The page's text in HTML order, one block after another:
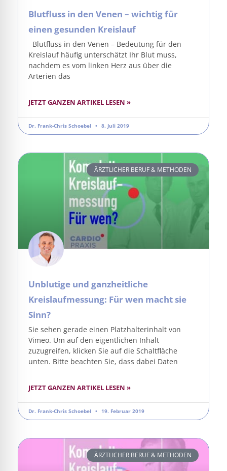
Blutfluss in den Venen – wichtig für
einen gesunden Kreislauf
Blutfluss in den Venen – Bedeutung für den
Kreislauf häufig unterschätzt Ihr Blut muss,
nachdem es vom linken Herz aus über die
Arterien das
JETZT GANZEN ARTIKEL LESEN »
Dr. Frank-Chris Schoebel 8. Juli 2019
ÄRZTLICHER BERUF & METHODEN
Unblutige und ganzheitliche
Kreislaufmessung: Für wen macht sie
Sinn?
Sie sehen gerade einen Platzhalterinhalt von
Vimeo. Um auf den eigentlichen Inhalt
zuzugreifen, klicken Sie auf die Schaltfläche
unten. Bitte beachten Sie, dass dabei Daten
JETZT GANZEN ARTIKEL LESEN »
Dr. Frank-Chris Schoebel 19. Februar 2019
ÄRZTLICHER BERUF & METHODEN